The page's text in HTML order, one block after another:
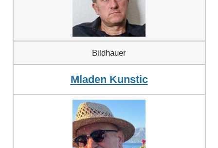
Bildhauer
Mladen Kunstic